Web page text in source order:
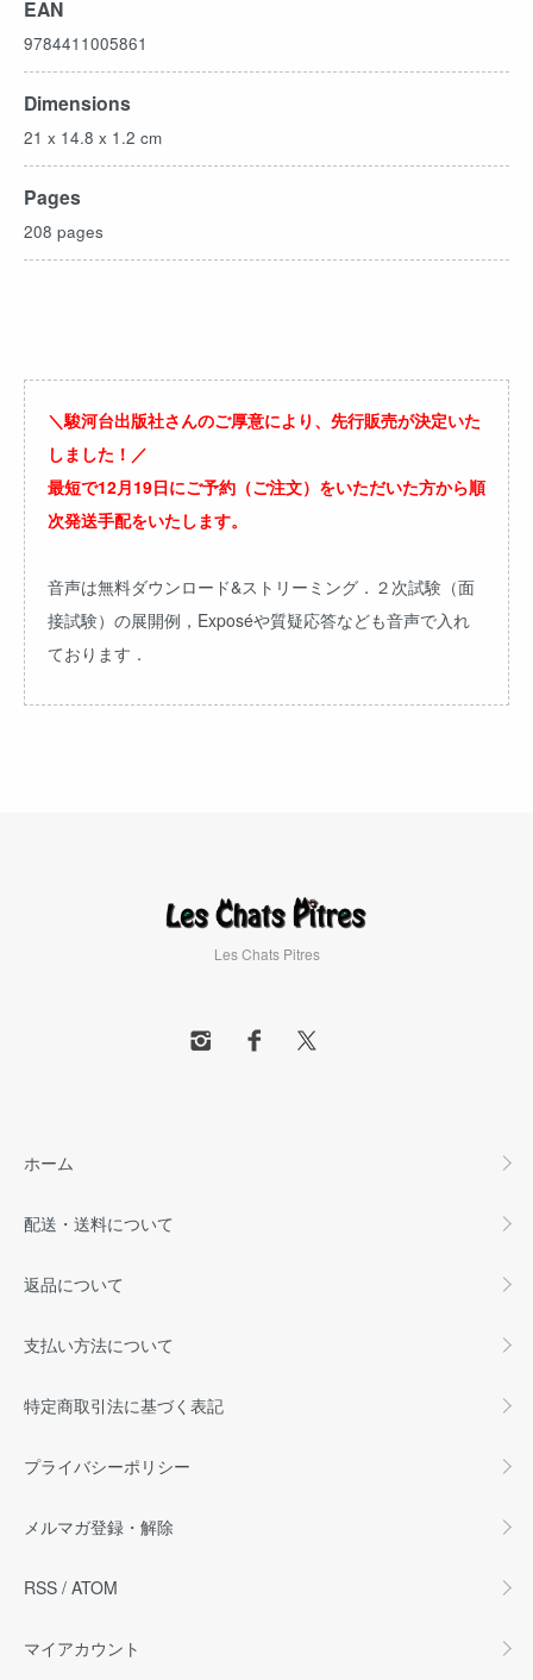
EAN
9784411005861
Dimensions
21 x 14.8 x 1.2 cm
Pages
208 pages
＼駿河台出版社さんのご厚意により、先行販売が決定いた
しました！／
最短で12月19日にご予約（ご注文）をいただいた方から順
次発送手配をいたします。
音声は無料ダウンロード&ストリーミング．２次試験（面
接試験）の展開例，Exposéや質疑応答なども音声で入れ
ております．
Les Chats Pitres
ホーム
配送・送料について
返品について
支払い方法について
特定商取引法に基づく表記
プライバシーポリシー
メルマガ登録・解除
RSS / ATOM
マイアカウント